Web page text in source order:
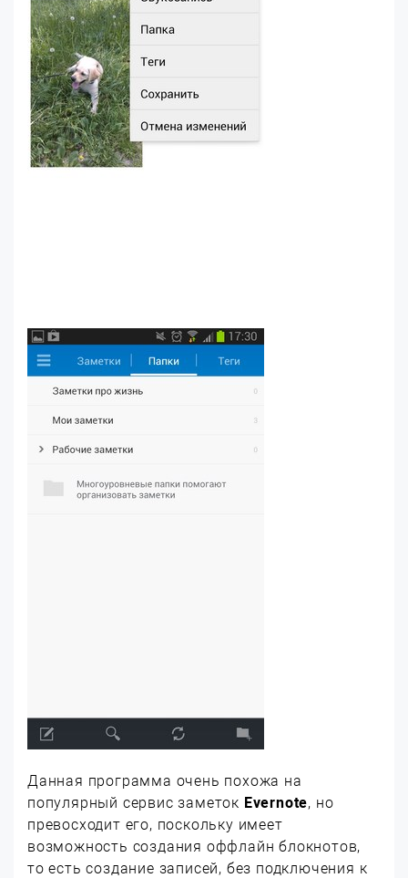
Данная программа очень похожа на
популярный сервис заметок Evernote, но
превосходит его, поскольку имеет
возможность создания оффлайн блокнотов,
то есть создание записей, без подключения к